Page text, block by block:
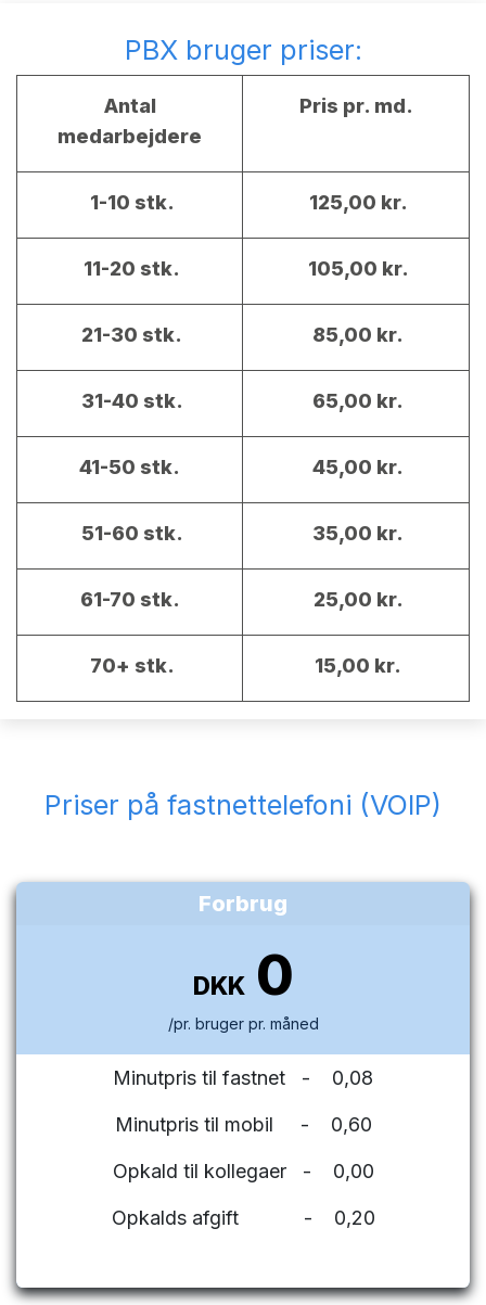
PBX bruger priser:
Antal
medarbejdere
Pris pr. md.
1-10 stk. 125,00 kr.
11-20 stk. 105,00 kr.
21-30 stk. 85,00 kr.
31-40 stk. 65,00 kr.
41-50 stk. 45,00 kr.
51-60 stk. 35,00 kr.
61-70 stk. 25,00 kr.
70+ stk. 15,00 kr.
Priser på fastnettelefoni (VOIP)
Forbrug
DKK 0
/pr. bruger pr. måned
Minutpris til fastnet - 0,08
Minutpris til mobil - 0,60
Opkald til kollegaer - 0,00
Opkalds afgift - 0,20